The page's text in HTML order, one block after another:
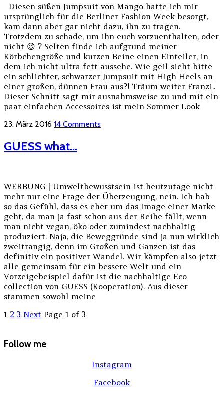
Diesen süßen Jumpsuit von Mango hatte ich mir
ursprünglich für die Berliner Fashion Week besorgt,
kam dann aber gar nicht dazu, ihn zu tragen.
Trotzdem zu schade, um ihn euch vorzuenthalten, oder
nicht 😉 ? Selten finde ich aufgrund meiner
Körbchengröße und kurzen Beine einen Einteiler, in
dem ich nicht ultra fett aussehe. Wie geil sieht bitte
ein schlichter, schwarzer Jumpsuit mit High Heels an
einer großen, dünnen Frau aus?! Träum weiter Franzi..
Dieser Schnitt sagt mir ausnahmsweise zu und mit ein
paar einfachen Accessoires ist mein Sommer Look
23. März 2016 14 Comments
GUESS what…
WERBUNG | Umweltbewusstsein ist heutzutage nicht
mehr nur eine Frage der Überzeugung, nein. Ich hab
so das Gefühl, dass es eher um das Image einer Marke
geht, da man ja fast schon aus der Reihe fällt, wenn
man nicht vegan, öko oder zumindest nachhaltig
produziert. Naja, die Beweggründe sind ja nun wirklich
zweitrangig, denn im Großen und Ganzen ist das
definitiv ein positiver Wandel. Wir kämpfen also jetzt
alle gemeinsam für ein bessere Welt und ein
Vorzeigebeispiel dafür ist die nachhaltige Eco
collection von GUESS (Kooperation). Aus dieser
stammen sowohl meine
1 2 3 Next Page 1 of 3
Follow me
Instagram
Facebook